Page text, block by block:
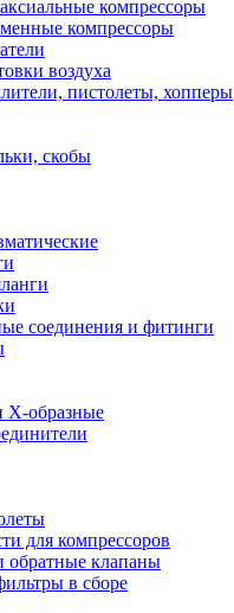
компрессоры
компрессоры
воздуха
пистолеты, хопперы
скобы
соединения и фитинги
Х-образные
для компрессоров
обратные клапаны
в сборе